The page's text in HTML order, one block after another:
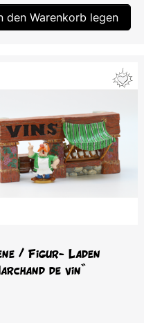
den Warenkorb legen
/ Figur- Laden
de vin“